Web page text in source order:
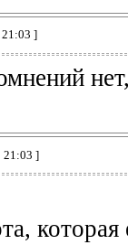
]
21:03 ]